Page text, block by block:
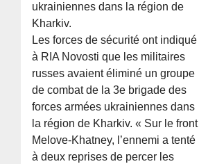
ukrainiennes dans la région de
Kharkiv.
Les forces de sécurité ont indiqué
à RIA Novosti que les militaires
russes avaient éliminé un groupe
de combat de la 3e brigade des
forces armées ukrainiennes dans
la région de Kharkiv. « Sur le front
Melove-Khatney, l’ennemi a tenté
à deux reprises de percer les